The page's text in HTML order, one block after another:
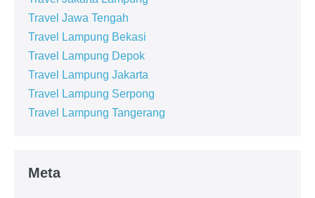
Travel Jawa Tengah
Travel Lampung Bekasi
Travel Lampung Depok
Travel Lampung Jakarta
Travel Lampung Serpong
Travel Lampung Tangerang
Meta